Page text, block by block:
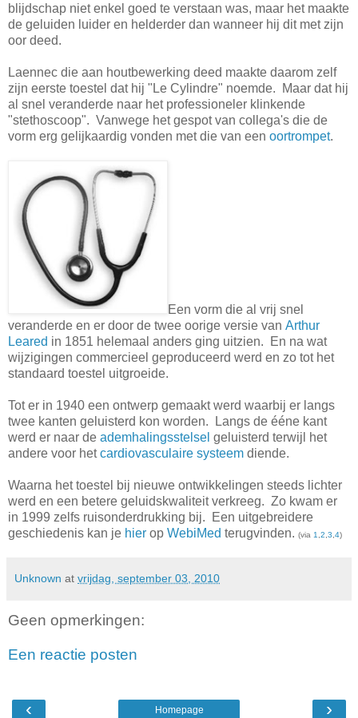
blijdschap niet enkel goed te verstaan was, maar het maakte
de geluiden luider en helderder dan wanneer hij dit met zijn
oor deed.
Laennec die aan houtbewerking deed maakte daarom zelf
zijn eerste toestel dat hij "Le Cylindre" noemde. Maar dat hij
al snel veranderde naar het professioneler klinkende
"stethoscoop". Vanwege het gespot van collega's die de
vorm erg gelijkaardig vonden met die van een oortrompet.
Een vorm die al vrij snel
veranderde en er door de twee oorige versie van Arthur
Leared in 1851 helemaal anders ging uitzien. En na wat
wijzigingen commercieel geproduceerd werd en zo tot het
standaard toestel uitgroeide.
Tot er in 1940 een ontwerp gemaakt werd waarbij er langs
twee kanten geluisterd kon worden. Langs de ééne kant
werd er naar de ademhalingsstelsel geluisterd terwijl het
andere voor hetcardiovasculaire systeem diende.
Waarna het toestel bij nieuwe ontwikkelingen steeds lichter
werd en een betere geluidskwaliteit verkreeg. Zo kwam er
in 1999 zelfs ruisonderdrukking bij. Een uitgebreidere
geschiedenis kan je hier op WebiMed terugvinden. (via 1 2 3 4)
Unknown at vrijdag, september 03, 2010
Geen opmerkingen:
Een reactie posten
‹ ›
Homepage